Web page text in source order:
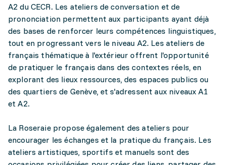
A2 du CECR. Les ateliers de conversation et de
prononciation permettent aux participants ayant déjà
des bases de renforcer leurs compétences linguistiques,
tout en progressant vers le niveau A2. Les ateliers de
français thématique à l'extérieur offrent l'opportunité
de pratiquer le français dans des contextes réels, en
explorant des lieux ressources, des espaces publics ou
des quartiers de Genève, et s'adressent aux niveaux A1
et A2.
La Roseraie propose également des ateliers pour
encourager les échanges et la pratique du français. Les
ateliers artistiques, sportifs et manuels sont des